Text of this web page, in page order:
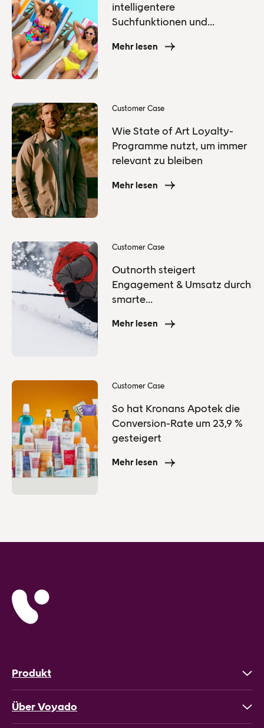
intelligentere
Suchfunktionen und
Konversionsrate steigert
Mehr lesen
Customer Case
Wie State of Art Loyalty-
Programme nutzt, um immer
relevant zu bleiben
Mehr lesen
Customer Case
Outnorth steigert
Engagement & Umsatz durch
smarte
Mehr lesen
Customer Case
So hat Kronans Apotek die
Conversion-Rate um 23,9 %
gesteigert
Mehr lesen
Produkt
Über Voyado